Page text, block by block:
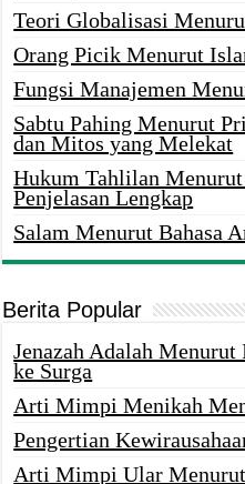
Teori Globalisasi
Orang Picik Menurut
Fungsi Manajemen
Sabtu Pahing Menurut
dan Mitos yang Melekat
Hukum Tahlilan
Penjelasan Lengkap
Salam Menurut Bahasa
Berita Popular
Jenazah Adalah
ke Surga
Arti Mimpi Menikah
Pengertian
Arti Mimpi Ular